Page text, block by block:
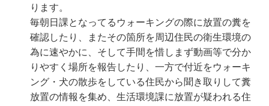
ります。
毎朝日課となってるウォーキングの際に放置の糞を
確認したり、またその箇所を周辺住民の衛生環境の
為に速やかに、そして手間を惜しまず動画等で分か
りやすく場所を報告したり、一方で付近をウォーキ
ング・犬の散歩をしている住民から聞き取りして糞
放置の情報を集め、生活環境課に放置が疑われる住